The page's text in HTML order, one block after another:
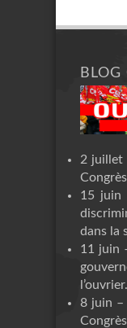
2 juillet
15 juin
dans la
11 juin
8 juin –
Congrès